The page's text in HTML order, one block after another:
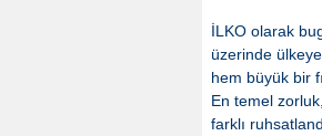
İLKO olarak
üzerinde
hem büyük bir
En temel
farklı